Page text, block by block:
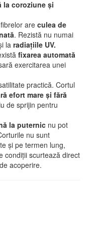
la coroziune și
are culea de
. Rezistă nu numai
laradiațiile UV.
fixarea automată
exercitarea unei
practică. Cortul
efort mare și fără
de sprijin pentru
la puternic nu pot
nu sunt
și pe termen lung,
condiții scurtează direct
acoperire.